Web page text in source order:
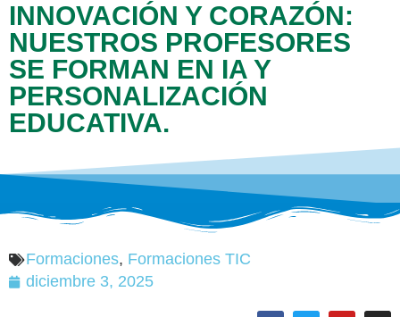
INNOVACIÓN Y CORAZÓN:
NUESTROS PROFESORES
SE FORMAN EN IA Y
PERSONALIZACIÓN
EDUCATIVA.
Formaciones, Formaciones TIC
diciembre 3, 2025